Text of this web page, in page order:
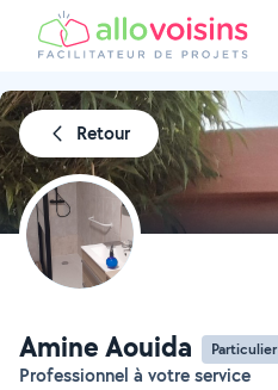
Retour
Amine Aouida Particulier
Professionnel à votre service